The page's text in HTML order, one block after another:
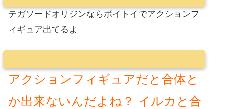
テガソードオリジンならボイトイでアクションフ
ィギュア出てるよ
アクションフィギュアだと合体と
か出来ないんだよね？ イルカと合